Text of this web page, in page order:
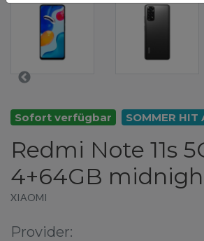
Sofort verfügbar SOMMER HIT
Redmi Note 11s
4+64GB
XIAOMI
Provider: